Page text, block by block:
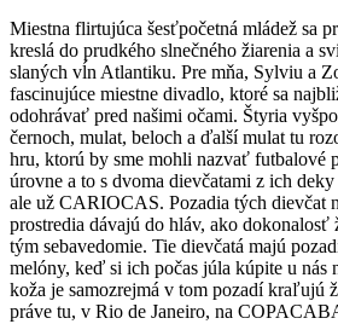
Miestna flirtujúca šesťpočetná mládež sa
kreslá do prudkého slnečného žiarenia a
slaných vĺn Atlantiku. Pre mňa, Sylviu a
fascinujúce miestne divadlo, ktoré sa
odohrávať pred našimi očami. Štyria
černoch, mulat, beloch a ďalší mulat tu
hru, ktorú by sme mohli nazvať futbalové
úrovne a to s dvoma dievčatami z ich
ale už CARIOCAS. Pozadia tých dievčat
prostredia dávajú do hláv, ako dokonalosť
tým sebavedomie. Tie dievčatá majú
melóny, keď si ich počas júla kúpite u nás
koža je samozrejmá v tom pozadí
práve tu, v Rio de Janeiro, na